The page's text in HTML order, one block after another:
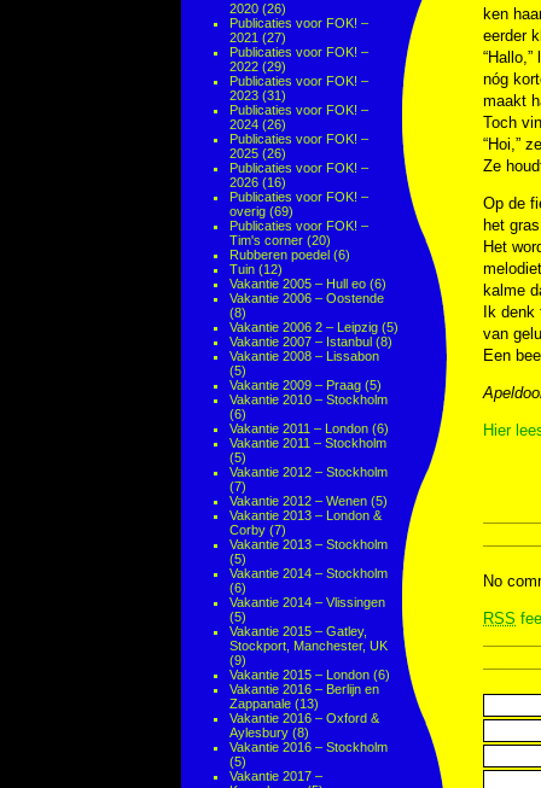
2020 (26)
Publicaties voor FOK! –
2021 (27)
Publicaties voor FOK! –
2022 (29)
Publicaties voor FOK! –
2023 (31)
Publicaties voor FOK! –
2024 (26)
Publicaties voor FOK! –
2025 (26)
Publicaties voor FOK! –
2026 (16)
Publicaties voor FOK! –
overig (69)
Publicaties voor FOK! –
Tim's corner (20)
Rubberen poedel (6)
Tuin (12)
Vakantie 2005 – Hull eo (6)
Vakantie 2006 – Oostende
(8)
Vakantie 2006 2 – Leipzig (5)
Vakantie 2007 – Istanbul (8)
Vakantie 2008 – Lissabon
(5)
Vakantie 2009 – Praag (5)
Vakantie 2010 – Stockholm
(6)
Vakantie 2011 – London (6)
Vakantie 2011 – Stockholm
(5)
Vakantie 2012 – Stockholm
(7)
Vakantie 2012 – Wenen (5)
Vakantie 2013 – London &
Corby (7)
Vakantie 2013 – Stockholm
(5)
Vakantie 2014 – Stockholm
(6)
Vakantie 2014 – Vlissingen
(5)
Vakantie 2015 – Gatley,
Stockport, Manchester, UK
(9)
Vakantie 2015 – London (6)
Vakantie 2016 – Berlijn en
Zappanale (13)
Vakantie 2016 – Oxford &
Aylesbury (8)
Vakantie 2016 – Stockholm
(5)
Vakantie 2017 –
ken
eerder
nóg
maakt
Toch
“Hoi,”
Ze
Op de
het
Het
kalme
Ik
van
Een
Hier
No
RSS